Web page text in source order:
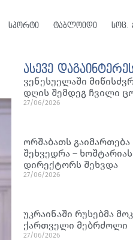
სპორტი ტაბლოიდი სოც.
ასევე
ვენესუელაში
დღის შემდეგ ჩვილი
27/06/2026
ორშაბათს
შეხვედრა –
დირექტორს შეხვდა
27/06/2026
უკრაინაში რუსებმა
ქართველი მებრძოლი
27/06/2026